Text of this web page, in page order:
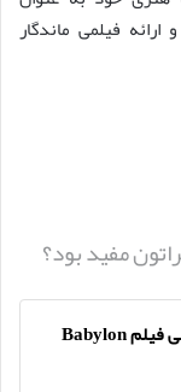
فیلمی ماندگار
مفید بود؟
نقد فیلم بابیلون | نقد و بررسی فیلم Babylon